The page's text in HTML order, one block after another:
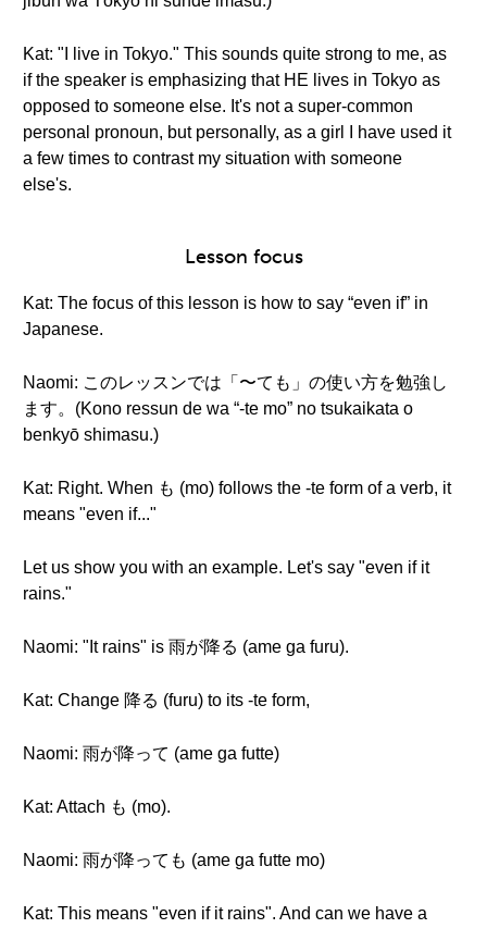
Kat: "I live in Tokyo." This sounds quite strong to me, as
if the speaker is emphasizing that HE lives in Tokyo as
opposed to someone else. It's not a super-common
personal pronoun, but personally, as a girl I have used it
a few times to contrast my situation with someone
else's.
Lesson focus
Kat: The focus of this lesson is how to say “even if” in
Japanese.
Naomi: このレッスンでは「〜ても」の使い方を勉強し
ます。(Kono ressun de wa “-te mo” no tsukaikata o
benkyō shimasu.)
Kat: Right. When も (mo) follows the -te form of a verb, it
means "even if..."
Let us show you with an example. Let's say "even if it
rains."
Naomi: "It rains" is 雨が降る (ame ga furu).
Kat: Change 降る (furu) to its -te form,
Naomi: 雨が降って (ame ga futte)
Kat: Attach も (mo).
Naomi: 雨が降っても (ame ga futte mo)
Kat: This means "even if it rains". And can we have a